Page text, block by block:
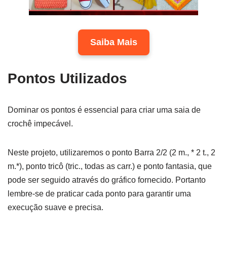
Saiba Mais
Pontos Utilizados
Dominar os pontos é essencial para criar uma saia de
crochê impecável.
Neste projeto, utilizaremos o ponto Barra 2/2 (2 m., * 2 t., 2
m.*), ponto tricô (tric., todas as carr.) e ponto fantasia, que
pode ser seguido através do gráfico fornecido. Portanto
lembre-se de praticar cada ponto para garantir uma
execução suave e precisa.